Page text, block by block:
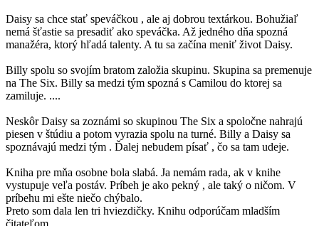
Daisy sa chce stať speváčkou , ale aj dobrou textárkou. Bohužiaľ
nemá šťastie sa presadiť ako speváčka. Až jedného dňa spozná
manažéra, ktorý hľadá talenty. A tu sa začína meniť život Daisy.
Billy spolu so svojím bratom založia skupinu. Skupina sa premenuje
na The Six. Billy sa medzi tým spozná s Camilou do ktorej sa
zamiluje. ....
Neskôr Daisy sa zoznámi so skupinou The Six a spoločne nahrajú
piesen v štúdiu a potom vyrazia spolu na turné. Billy a Daisy sa
spoznávajú medzi tým . Ďalej nebudem písať , čo sa tam udeje.
Kniha pre mňa osobne bola slabá. Ja nemám rada, ak v knihe
vystupuje veľa postáv. Príbeh je ako pekný , ale taký o ničom. V
príbehu mi ešte niečo chýbalo.
Preto som dala len tri hviezdičky. Knihu odporúčam mladším
čitateľom .